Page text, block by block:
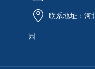
联系地址：河
园